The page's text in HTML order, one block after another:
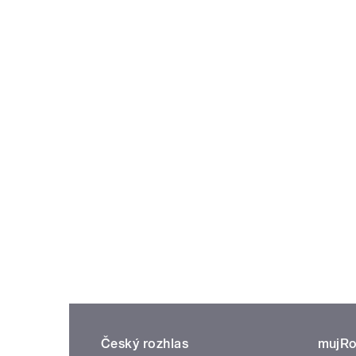
Český rozhlas